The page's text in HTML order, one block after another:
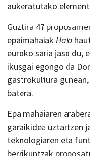
aukeratutako
Guztira 47
epaimahaiak Halo
euroko saria jaso du,
ikusgai egongo da
gastrokultura
batera.
Epaimahaiaren
garaikidea uztartzen
teknologiaren eta
berrikuntzak